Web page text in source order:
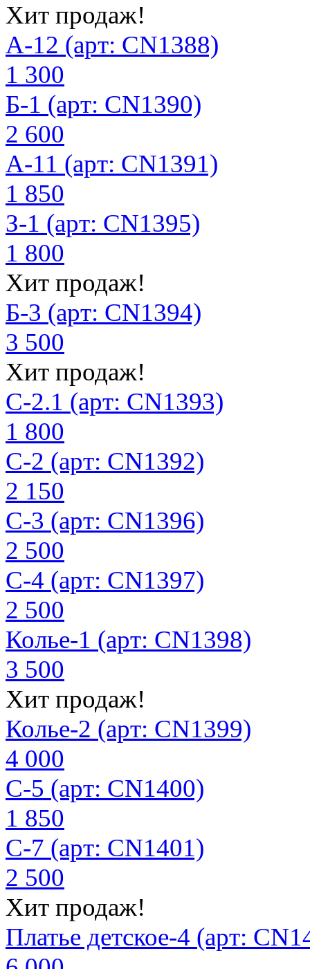
Хит продаж!
А-12 (арт: CN1388)
1 300
Б-1 (арт: CN1390)
2 600
А-11 (арт: CN1391)
1 850
З-1 (арт: CN1395)
1 800
Хит продаж!
Б-3 (арт: CN1394)
3 500
Хит продаж!
С-2.1 (арт: CN1393)
1 800
С-2 (арт: CN1392)
2 150
С-3 (арт: CN1396)
2 500
С-4 (арт: CN1397)
2 500
Колье-1 (арт: CN1398)
3 500
Хит продаж!
Колье-2 (арт: CN1399)
4 000
С-5 (арт: CN1400)
1 850
С-7 (арт: CN1401)
2 500
Хит продаж!
Платье детское-4 (арт: